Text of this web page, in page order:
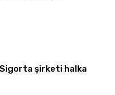
şirketi halka